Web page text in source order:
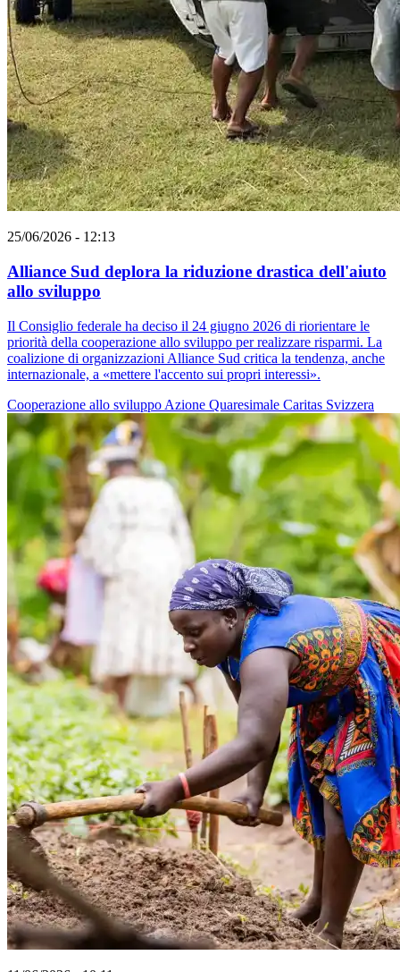
25/06/2026 - 12:13
Alliance Sud deplora la riduzione drastica dell'aiuto
allo sviluppo
Il Consiglio federale ha deciso il 24 giugno 2026 di riorientare le
priorità della cooperazione allo sviluppo per realizzare risparmi. La
coalizione di organizzazioni Alliance Sud critica la tendenza, anche
internazionale, a «mettere l'accento sui propri interessi».
Cooperazione allo sviluppo Azione Quaresimale Caritas Svizzera